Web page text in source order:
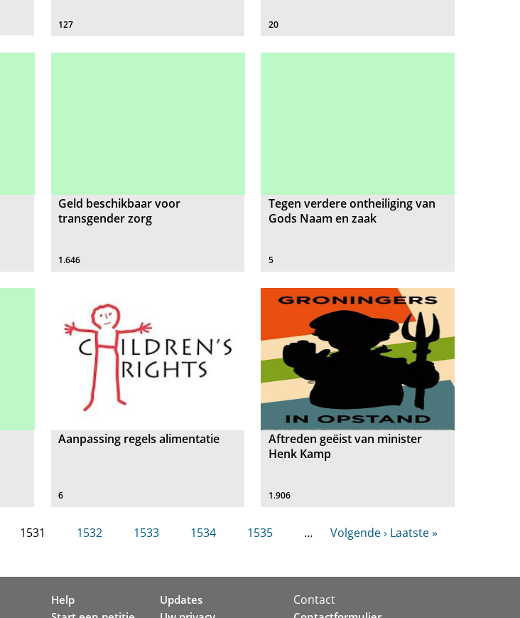
127 20
Geld beschikbaar voor
transgender zorg
1.646
Tegen verdere ontheiliging van
Gods Naam en zaak
5
Aanpassing regels alimentatie
6
Aftreden geëist van minister
Henk Kamp
1.906
1531 1532 1533 1534 1535 … Volgende › Laatste »
Help
Updates
Contact